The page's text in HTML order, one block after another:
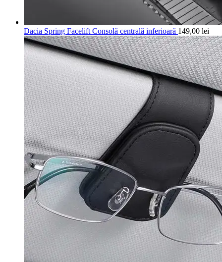
Dacia Spring Facelift Consolă centrală inferioară 149,00 lei